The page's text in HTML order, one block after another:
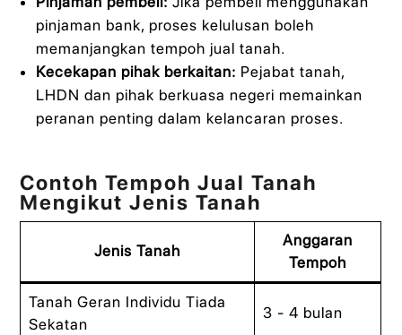
pinjaman bank, proses kelulusan boleh
memanjangkan tempoh jual tanah.
Kecekapan pihak berkaitan: Pejabat tanah,
LHDN dan pihak berkuasa negeri memainkan
peranan penting dalam kelancaran proses.
Contoh Tempoh Jual Tanah
Mengikut Jenis Tanah
Jenis Tanah
Anggaran
Tempoh
Tanah Geran Individu Tiada
Sekatan
3 - 4 bulan